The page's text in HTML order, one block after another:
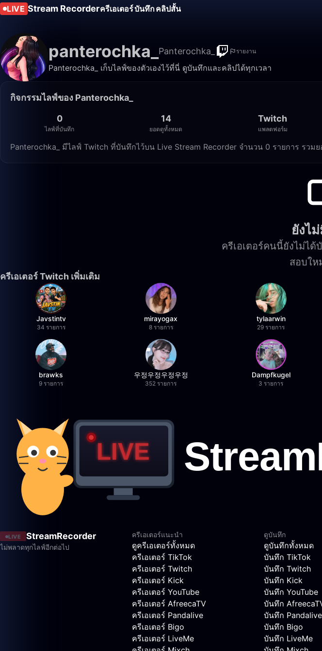
LIVE Stream Recorderครีเอเตอร์บันทึกคลิปสั้น
panterochka_ Panterochka_ รายงาน
Panterochka_ เก็บไลฟ์ของตัวเองไว้ที่นี่ ดูบันทึกและคลิปได้ทุกเวลา
กิจกรรมไลฟ์ของ Panterochka_
0
ไลฟ์ที่บันทึก
14
ยอดดูทั้งหมด
Twitch
แพลตฟอร์ม
Panterochka_ มีไลฟ์ Twitch ที่บันทึกไว้บน Live Stream Recorder จำนวน 0 รายการ รวมย
ยังไ
ครีเอเตอร์คนนี้ยังไม่ไ
สอบให
ครีเอเตอร์ Twitch เพิ่มเติม
Javstintv
34 รายการ
mirayogax
8 รายการ
tylaarwin
29 รายการ
brawks
9 รายการ
우정우정우정우정
352 รายการ
Dampfkugel
3 รายการ
LIVE StreamRecorder
ไม่พลาดทุกไลฟ์อีกต่อไป
ครีเอเตอร์แนะนำ
ดูครีเอเตอร์ทั้งหมด
ครีเอเตอร์ TikTok
ครีเอเตอร์ Twitch
ครีเอเตอร์ Kick
ครีเอเตอร์ YouTube
ครีเอเตอร์ AfreecaTV
ครีเอเตอร์ Pandalive
ครีเอเตอร์ Bigo
ครีเอเตอร์ LiveMe
ดูบันทึก
ดูบันทึกทั้งหมด
บันทึก TikTok
บันทึก Twitch
บันทึก Kick
บันทึก YouTube
บันทึก
บันทึก Pandalive
บันทึก Bigo
บันทึก LiveMe